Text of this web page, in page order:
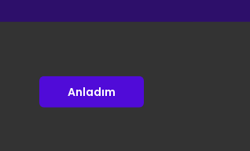
Anladım